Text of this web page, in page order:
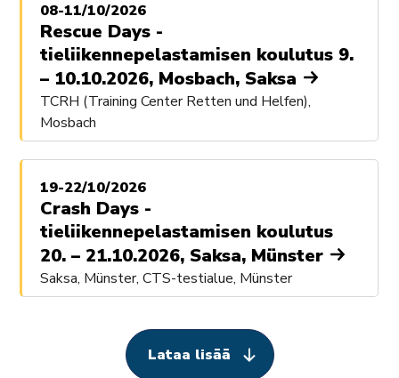
08-11/10/2026
Rescue Days -
tieliikennepelastamisen koulutus 9.
– 10.10.2026, Mosbach, Saksa
TCRH (Training Center Retten und Helfen),
Mosbach
19-22/10/2026
Crash Days -
tieliikennepelastamisen koulutus
20. – 21.10.2026, Saksa, Münster
Saksa, Münster, CTS-testialue, Münster
Lataa lisää